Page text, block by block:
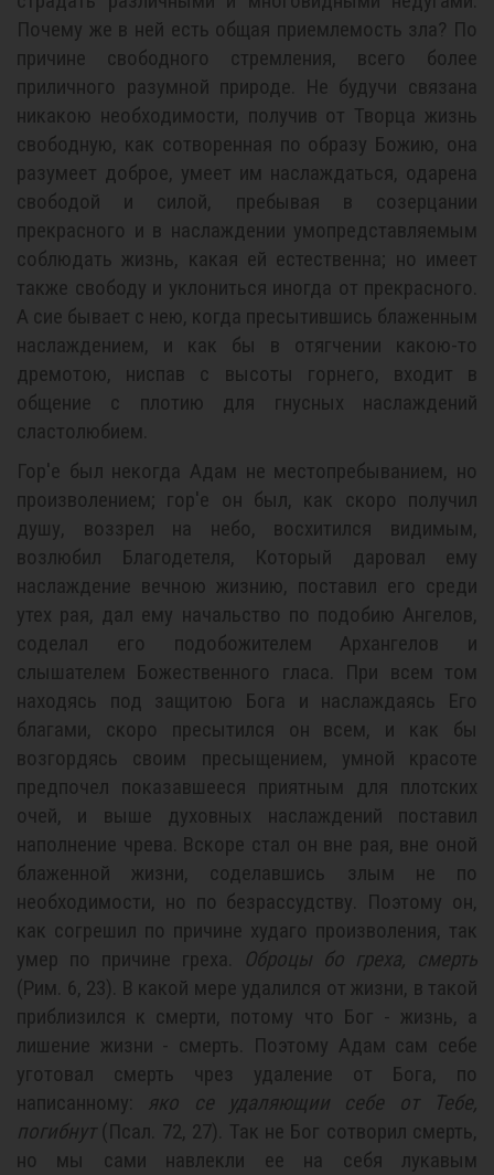
Почему же в ней есть общая приемлемость зла? По
причине свободного стремления, всего более
приличного разумной природе. Не будучи связана
никакою необходимости, получив от Творца жизнь
свободную, как сотворенная по образу Божию, она
разумеет доброе, умеет им наслаждаться, одарена
свободой и силой, пребывая в созерцании
прекрасного и в наслаждении умопредставляемым
соблюдать жизнь, какая ей естественна; но имеет
также свободу и уклониться иногда от прекрасного.
А сие бывает с нею, когда пресытившись блаженным
наслаждением, и как бы в отягчении какою-то
дремотою, ниспав с высоты горнего, входит в
общение с плотию для гнусных наслаждений
сластолюбием.
Гор'е был некогда Адам не местопребыванием, но
произволением; гор'е он был, как скоро получил
душу, воззрел на небо, восхитился видимым,
возлюбил Благодетеля, Который даровал ему
наслаждение вечною жизнию, поставил его среди
утех рая, дал ему начальство по подобию Ангелов,
соделал его подобожителем Архангелов и
слышателем Божественного гласа. При всем том
находясь под защитою Бога и наслаждаясь Его
благами, скоро пресытился он всем, и как бы
возгордясь своим пресыщением, умной красоте
предпочел показавшееся приятным для плотских
очей, и выше духовных наслаждений поставил
наполнение чрева. Вскоре стал он вне рая, вне оной
блаженной жизни, соделавшись злым не по
необходимости, но по безрассудству. Поэтому он,
как согрешил по причине худаго произволения, так
умер по причине греха.
Оброцы бо греха, смерть
(Рим. 6, 23). В какой мере удалился от жизни, в такой
приблизился к смерти, потому что Бог - жизнь, а
лишение жизни - смерть. Поэтому Адам сам себе
уготовал смерть чрез удаление от Бога, по
написанному: яко се удаляющии себе от Тебе,
погибнут(Псал. 72, 27). Так не Бог сотворил смерть,
но мы сами навлекли ее на себя лукавым